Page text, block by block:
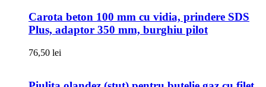
Carota beton 100 mm cu vidia, prindere SDS
Plus, adaptor 350 mm, burghiu pilot
76,50 lei